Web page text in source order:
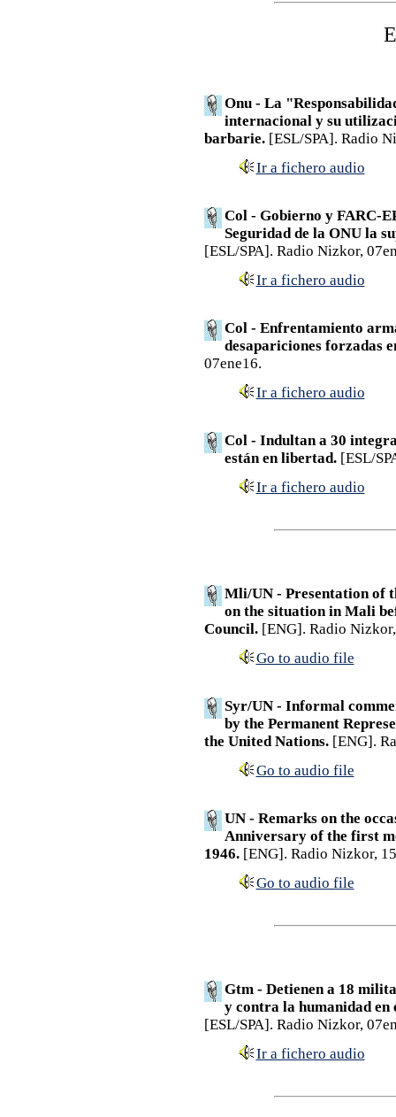
Onu - La
internacional y su
barbarie.[ESL/SPA]. Radio
Ir a fichero audio
Col - Gobierno y FARC-
Seguridad de la ONU la
[ESL/SPA]. Radio Nizkor,
Ir a fichero audio
Col - Enfrentamiento
desapariciones forzadas
07ene16.
Ir a fichero audio
Col - Indultan a 30
están en libertad.[ESL/
Ir a fichero audio
Mli/UN - Presentation of
on the situation in Mali
Council.[ENG]. Radio
Go to audio file
Syr/UN - Informal
by the Permanent
the United Nations.[ENG].
Go to audio file
UN - Remarks on the
Anniversary of the first
1946.[ENG]. Radio Nizkor,
Go to audio file
Gtm - Detienen a 18
y contra la humanidad en
[ESL/SPA]. Radio Nizkor,
Ir a fichero audio